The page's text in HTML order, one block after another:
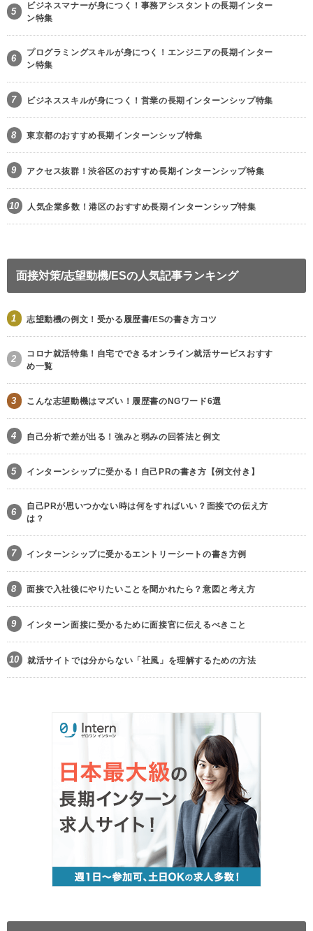
5
ビジネスマナーが身につく！事務アシスタントの長期インター
ン特集
6
プログラミングスキルが身につく！エンジニアの長期インター
ン特集
7 ビジネススキルが身につく！営業の長期インターンシップ特集
8 東京都のおすすめ長期インターンシップ特集
9 アクセス抜群！渋谷区のおすすめ長期インターンシップ特集
10 人気企業多数！港区のおすすめ長期インターンシップ特集
面接対策/志望動機/ESの人気記事ランキング
1 志望動機の例文！受かる履歴書/ESの書き方コツ
2
コロナ就活特集！自宅でできるオンライン就活サービスおすす
め一覧
3 こんな志望動機はマズい！履歴書のNGワード6選
4 自己分析で差が出る！強みと弱みの回答法と例文
5 インターンシップに受かる！自己PRの書き方【例文付き】
6
自己PRが思いつかない時は何をすればいい？面接での伝え方
は？
7 インターンシップに受かるエントリーシートの書き方例
8 面接で入社後にやりたいことを聞かれたら？意図と考え方
9 インターン面接に受かるために面接官に伝えるべきこと
10 就活サイトでは分からない「社風」を理解するための方法